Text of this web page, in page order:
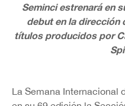
Seminci estrenará en
debut en la dirección
títulos producidos por
La Semana Internacional